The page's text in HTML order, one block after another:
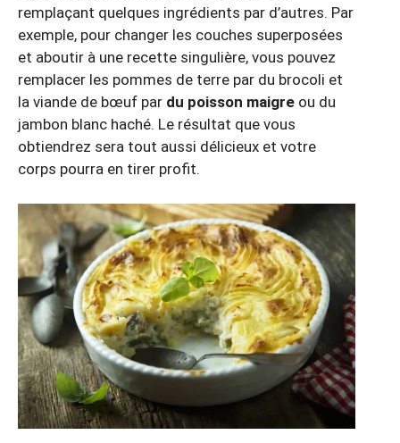
remplaçant quelques ingrédients par d’autres. Par
exemple, pour changer les couches superposées
et aboutir à une recette singulière, vous pouvez
remplacer les pommes de terre par du brocoli et
la viande de bœuf par du poisson maigre ou du
jambon blanc haché. Le résultat que vous
obtiendrez sera tout aussi délicieux et votre
corps pourra en tirer profit.